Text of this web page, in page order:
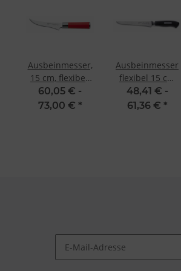
Ausbeinmesser,
15 cm, flexibel,
Red Spirit F.
Dick
60,05 € -
73,00 € *
Ausbeinmesser
flexibel 15 cm
ActiveCut von
Dick
48,41 € -
61,36 € *